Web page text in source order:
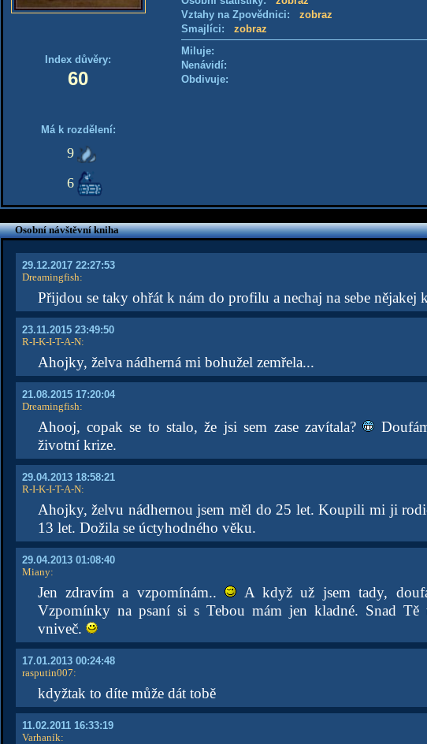
Index důvěry:
60
Má k rozdělení:
9
6
Vztahy na Zpovědnici: zobraz
Smajlíci: zobraz
Miluje:
Nenávidí:
Obdivuje:
Osobní návštěvní kniha
29.12.2017 22:27:53
Dreamingfish:
Přijdou se taky ohřát k nám do profilu a nechaj na sebe nějakej
23.11.2015 23:49:50
R-I-K-I-T-A-N:
Ahojky, želva nádherná mi bohužel zemřela...
21.08.2015 17:20:04
Dreamingfish:
Ahooj, copak se to stalo, že jsi sem zase zavítala?
životní krize.
29.04.2013 18:58:21
R-I-K-I-T-A-N:
Ahojky, želvu nádhernou jsem měl do 25 let. Koupili mi ji
13 let. Dožila se úctyhodného věku.
29.04.2013 01:08:40
Miany:
Jen zdravím a vzpomínám..
A když už jsem tady,
Vzpomínky na psaní si s Tebou mám jen kladné. Snad
vniveč.
17.01.2013 00:24:48
rasputin007:
kdyžtak to díte může dát tobě
11.02.2011 16:33:19
Varhaník: